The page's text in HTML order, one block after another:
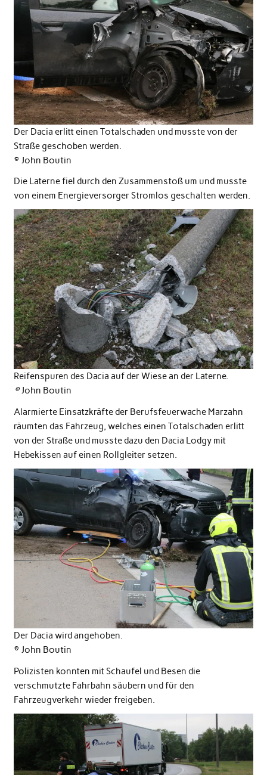
Der Dacia erlitt einen Totalschaden und musste von der
Straße geschoben werden.
© John Boutin
Die Laterne fiel durch den Zusammenstoß um und musste
von einem Energieversorger Stromlos geschalten werden.
Reifenspuren des Dacia auf der Wiese an der Laterne.
©John Boutin
Alarmierte Einsatzkräfte der Berufsfeuerwache Marzahn
räumten das Fahrzeug, welches einen Totalschaden erlitt
von der Straße und musste dazu den Dacia Lodgy mit
Hebekissen auf einen Rollgleiter setzen.
Der Dacia wird angehoben.
© John Boutin
Polizisten konnten mit Schaufel und Besen die
verschmutzte Fahrbahn säubern und für den
Fahrzeugverkehr wieder freigeben.